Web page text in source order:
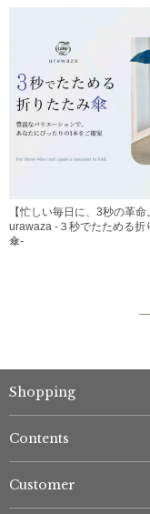
【忙しい毎日に、3秒の革命
urawaza -３秒でたためる折
傘-
Shopping
Contents
Customer